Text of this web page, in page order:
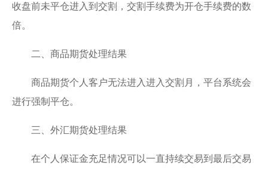
收盘前未平仓进入到交割，交割手续费为开仓手续费的数
倍。
二、商品期货处理结果
商品期货个人客户无法进入进入交割月，平台系统会
进行强制平仓。
三、外汇期货处理结果
在个人保证金充足情况可以一直持续交易到最后交易